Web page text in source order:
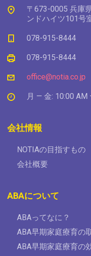
〒673-0005 兵庫
ンドハイツ101号
078-915-8444
078-915-8444
office@notia.co.jp
月 — 金: 10:00
会社情報
NOTIAの目指すもの
会社概要
ABAについて
ABAってなに？
ABA早期家庭療育の
ABA早期家庭療育の